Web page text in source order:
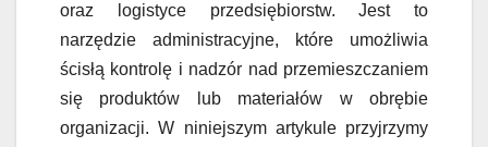
oraz logistyce przedsiębiorstw. Jest to
narzędzie administracyjne, które umożliwia
ścisłą kontrolę i nadzór nad przemieszczaniem
się produktów lub materiałów w obrębie
organizacji. W niniejszym artykule przyjrzymy